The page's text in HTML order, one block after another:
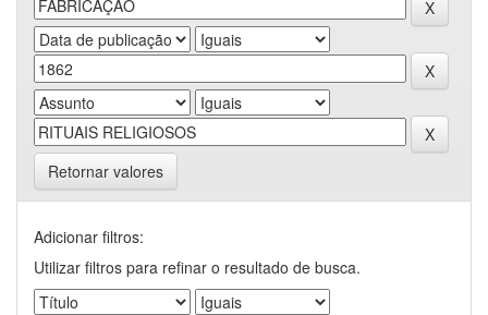
Retornar valores
Adicionar filtros:
Utilizar filtros para refinar o resultado de busca.